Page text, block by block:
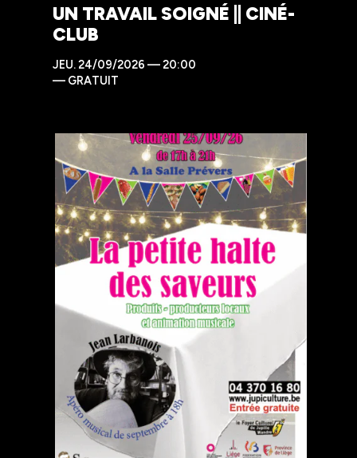
UN TRAVAIL SOIGNÉ || CINÉ-
CLUB
JEU.24/09/2026 — 20:00
— GRATUIT